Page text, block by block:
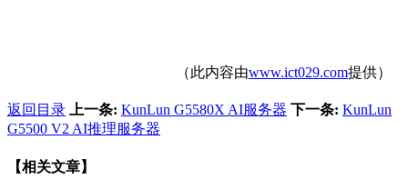
（此内容由www.ict029.com提供）
返回目录 上一条: KunLun G5580X AI服务器 下一条: KunLun
G5500 V2 AI推理服务器
【相关文章】